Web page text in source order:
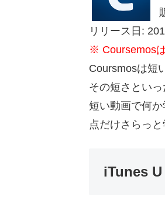
リリース日:
※ Coursemos
Coursmosは短
その短さとい
短い動画で何
点だけさらっ
iTunes U